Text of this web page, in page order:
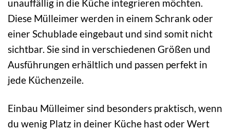
unauffällig in die Küche integrieren möchten.
Diese Mülleimer werden in einem Schrank oder
einer Schublade eingebaut und sind somit nicht
sichtbar. Sie sind in verschiedenen Größen und
Ausführungen erhältlich und passen perfekt in
jede Küchenzeile.
Einbau Mülleimer sind besonders praktisch, wenn
du wenig Platz in deiner Küche hast oder Wert